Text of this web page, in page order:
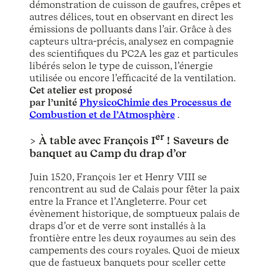
démonstration de cuisson de gaufres, crêpes et
autres délices, tout en observant en direct les
émissions de polluants dans l’air. Grâce à des
capteurs ultra-précis, analysez en compagnie
des scientifiques du PC2A les gaz et particules
libérés selon le type de cuisson, l’énergie
utilisée ou encore l’efficacité de la ventilation.
Cet atelier est proposé
par l’unité PhysicoChimie des Processus de
Combustion et de l’Atmosphère .
> À table avec François Ier! Saveurs de
banquet au Camp du drap d’or
Juin 1520, François 1er et Henry VIII se
rencontrent au sud de Calais pour fêter la paix
entre la France et l’Angleterre. Pour cet
évènement historique, de somptueux palais de
draps d’or et de verre sont installés à la
frontière entre les deux royaumes au sein des
campements des cours royales. Quoi de mieux
que de fastueux banquets pour sceller cette